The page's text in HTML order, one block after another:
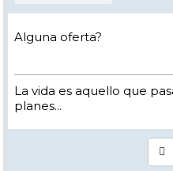
Alguna oferta?
La vida es aquello que
planes...